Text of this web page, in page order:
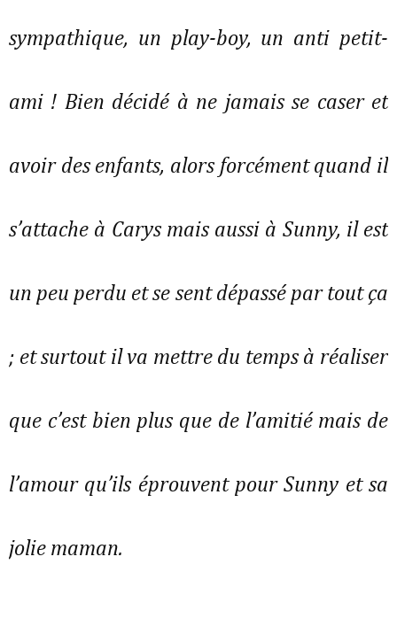
sympathique, un play-boy, un anti petit-
ami ! Bien décidé à ne jamais se caser et
avoir des enfants, alors forcément quand il
s’attache à Carys mais aussi à Sunny, il est
un peu perdu et se sent dépassé par tout ça
; et surtout il va mettre du temps à réaliser
que c’est bien plus que de l’amitié mais de
l’amour qu’ils éprouvent pour Sunny et sa
jolie maman.